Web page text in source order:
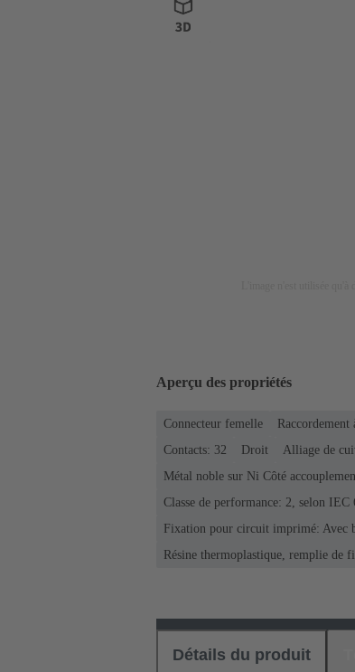
Aperçu des propriétés
Connecteur femelle
Contacts: 32
Droit
Alliage de
Métal noble sur Ni Côté
Classe de performance: 2, selon IEC
Fixation pour circuit imprimé: Avec
Résine thermoplastique, remplie de
Détails du produit